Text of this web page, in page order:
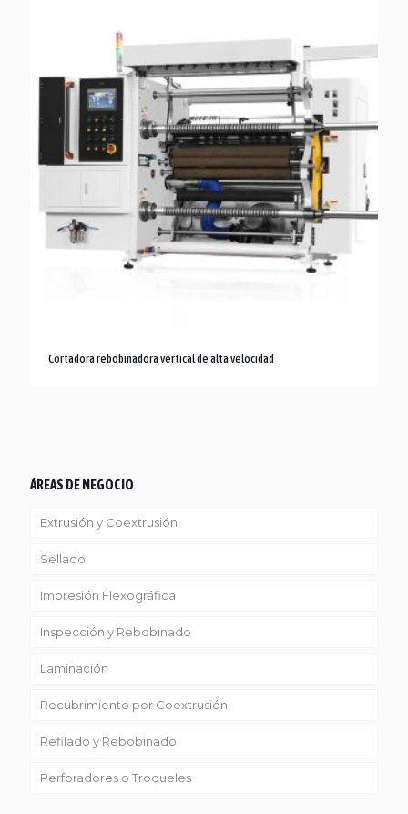
Cortadora rebobinadora vertical de alta velocidad
ÁREAS DE NEGOCIO
Extrusión y Coextrusión
Linea Reciclaje
Sellado
Impresión Flexográfica
Inspección y Rebobinado
Laminación
Recubrimiento por Coextrusión
Refilado y Rebobinado
Perforadores o Troqueles